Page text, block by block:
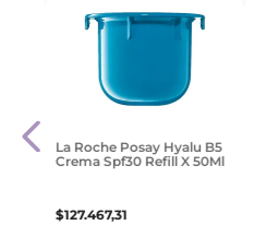
La Roche Posay Hyalu B5
Crema Spf30 Refill X 50Ml
$127.467,31